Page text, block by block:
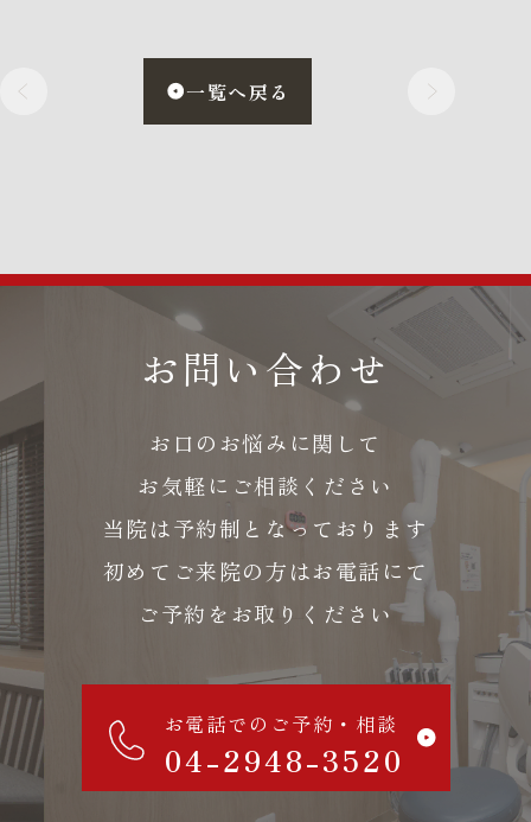
一覧へ戻る
お問い合わせ
お口のお悩みに関して
お気軽にご相談ください
当院は予約制となっております
初めてご来院の方はお電話にて
ご予約をお取りください
お電話でのご予約・相談
04-2948-3520